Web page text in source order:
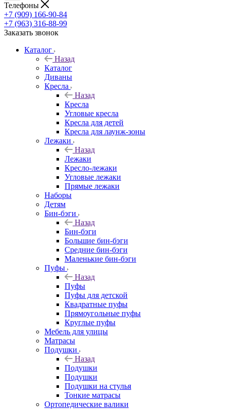
Телефоны
+7 (909) 166-90-84
+7 (963) 316-88-99
Заказать звонок
Каталог
Назад
Каталог
Диваны
Кресла
Назад
Кресла
Угловые кресла
Кресла для детей
Кресла для лаунж-зоны
Лежаки
Назад
Лежаки
Кресло-лежаки
Угловые лежаки
Прямые лежаки
Наборы
Детям
Бин-бэги
Назад
Бин-бэги
Большие бин-бэги
Средние бин-бэги
Маленькие бин-бэги
Пуфы
Назад
Пуфы
Пуфы для детской
Квадратные пуфы
Прямоугольные пуфы
Круглые пуфы
Мебель для улицы
Матрасы
Подушки
Назад
Подушки
Подушки
Подушки на стулья
Тонкие матрасы
Ортопедические валики